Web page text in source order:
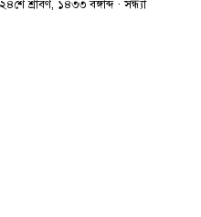
২৪শে শ্রাবণ, ১৪৩৩ বঙ্গাব্দ · সন্ধ্যা